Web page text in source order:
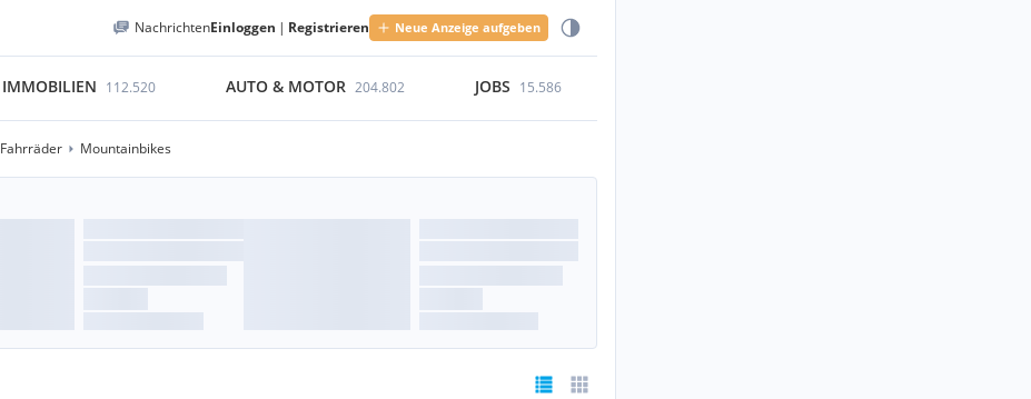
NachrichtenEinloggen | Registrieren Neue Anzeige aufgeben
IMMOBILIEN 112.520 AUTO & MOTOR 204.802 JOBS 15.586
Fahrräder Mountainbikes